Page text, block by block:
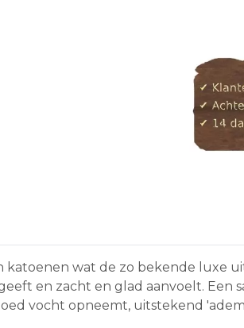
wat de zo bekende luxe
en zacht en glad aanvoelt.
vocht opneemt, uitstekend